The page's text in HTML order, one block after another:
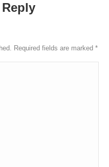
Required fields are marked *